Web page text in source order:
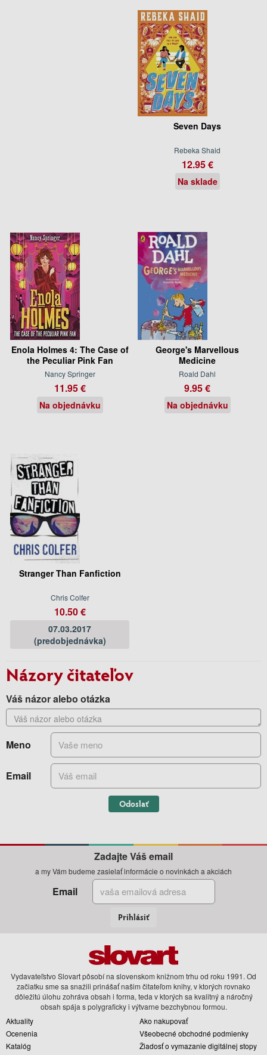
Seven Days
Rebeka Shaid
12.95 €
Na sklade
Enola Holmes 4: The Case of
the Peculiar Pink Fan
Nancy Springer
11.95 €
Na objednávku
George's Marvellous
Medicine
Roald Dahl
9.95 €
Na objednávku
Stranger Than Fanfiction
Chris Colfer
10.50 €
07.03.2017
(predobjednávka)
Názory čitateľov
Váš názor alebo otázka
Meno
Email
Odoslať
Zadajte Váš email
a my Vám budeme zasielať informácie o novinkách a akciách
Email
Prihlásiť
Vydavateľstvo Slovart pôsobí na slovenskom knižnom trhu od roku 1991. Od
začiatku sme sa snažili prinášať našim čitateľom knihy, v ktorých rovnako
dôležitú úlohu zohráva obsah i forma, teda v ktorých sa kvalitný a náročný
obsah spája s polygraficky i výtvarne bezchybnou formou.
Aktuality
Ocenenia
Katalóg
Ako nakupovať
Všeobecné obchodné podmienky
Žiadosť o vymazanie digitálnej stopy